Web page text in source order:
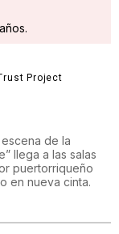
de la
llega a las salas
puertorriqueño
en nueva cinta.